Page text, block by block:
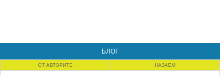
БЛОГ
ОТ АВТОРИТЕ НАЗАЕМ